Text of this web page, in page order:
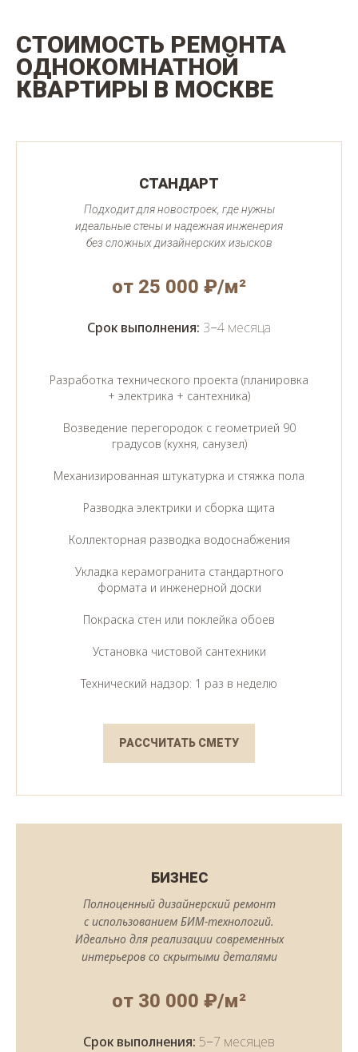
СТОИМОСТЬ РЕМОНТА
ОДНОКОМНАТНОЙ
КВАРТИРЫ В МОСКВЕ
СТАНДАРТ
Подходит для новостроек, где нужны
идеальные стены и надежная инженерия
без сложных дизайнерских изысков
от 25 000 ₽/м²
Срок выполнения: 3−4 месяца
Разработка технического проекта (планировка
+ электрика + сантехника)
Возведение перегородок с геометрией 90
градусов (кухня, санузел)
Механизированная штукатурка и стяжка пола
Разводка электрики и сборка щита
Коллекторная разводка водоснабжения
Укладка керамогранита стандартного
формата и инженерной доски
Покраска стен или поклейка обоев
Установка чистовой сантехники
Технический надзор: 1 раз в неделю
РАССЧИТАТЬ СМЕТУ
БИЗНЕС
Полноценный дизайнерский ремонт
с использованием БИМ-технологий.
Идеально для реализации современных
интерьеров со скрытыми деталями
от 30 000 ₽/м²
Срок выполнения: 5−7 месяцев